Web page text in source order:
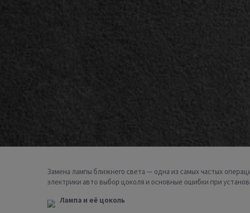
Замена лампы ближнего света — одна из самых частых
электрики авто выбор цоколя и основные ошибки при
Лампа и её цоколь